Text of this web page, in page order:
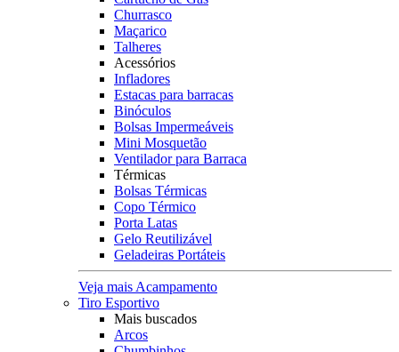
Churrasco
Maçarico
Talheres
Acessórios
Infladores
Estacas para barracas
Binóculos
Bolsas Impermeáveis
Mini Mosquetão
Ventilador para Barraca
Térmicas
Bolsas Térmicas
Copo Térmico
Porta Latas
Gelo Reutilizável
Geladeiras Portáteis
Veja mais Acampamento
Tiro Esportivo
Mais buscados
Arcos